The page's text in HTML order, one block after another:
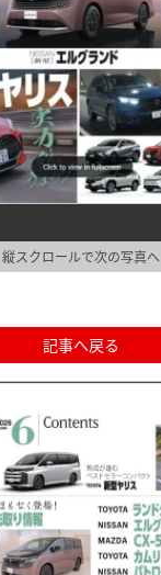
縦スクロールで次の写真へ
記事へ戻る